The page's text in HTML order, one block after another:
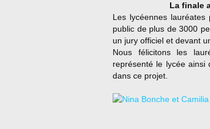
La finale
Les lycéennes
public de plus de 3000
un jury officiel et devant
Nous félicitons les
représenté le lycée
dans ce projet.